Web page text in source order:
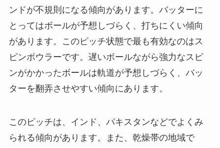
ンドが不規則になる傾向があります。バッターに
とってはボールが予想しづらく、打ちにくい傾向
があります。このピッチ状態で最も有効なのはス
ピンボウラーです。遅いボールながら強力なスピ
ンがかかったボールは軌道が予想しづらく、バッ
ターを翻弄させやすい傾向にあります。
このピッチは、インド、パキスタンなどでよくみ
られる傾向があります。また、乾燥帯の地域で